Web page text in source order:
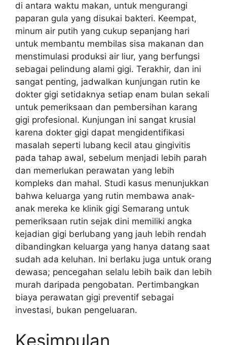
di antara waktu makan, untuk mengurangi
paparan gula yang disukai bakteri. Keempat,
minum air putih yang cukup sepanjang hari
untuk membantu membilas sisa makanan dan
menstimulasi produksi air liur, yang berfungsi
sebagai pelindung alami gigi. Terakhir, dan ini
sangat penting, jadwalkan kunjungan rutin ke
dokter gigi setidaknya setiap enam bulan sekali
untuk pemeriksaan dan pembersihan karang
gigi profesional. Kunjungan ini sangat krusial
karena dokter gigi dapat mengidentifikasi
masalah seperti lubang kecil atau gingivitis
pada tahap awal, sebelum menjadi lebih parah
dan memerlukan perawatan yang lebih
kompleks dan mahal. Studi kasus menunjukkan
bahwa keluarga yang rutin membawa anak-
anak mereka ke klinik gigi Semarang untuk
pemeriksaan rutin sejak dini memiliki angka
kejadian gigi berlubang yang jauh lebih rendah
dibandingkan keluarga yang hanya datang saat
sudah ada keluhan. Ini berlaku juga untuk orang
dewasa; pencegahan selalu lebih baik dan lebih
murah daripada pengobatan. Pertimbangkan
biaya perawatan gigi preventif sebagai
investasi, bukan pengeluaran.
Kesimpulan